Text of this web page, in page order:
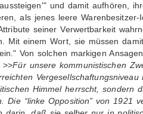
und damit aufhören,
als jenes leere Warenbesitzer-
seiner Verwertbarkeit
Mit einem Wort, sie müssen damit
Von solchen markigen
>>Für unsere kommunistischen
Vergesellschaftungsniveau
Himmel herrscht, sondern
Die “linke Opposition” von 1921